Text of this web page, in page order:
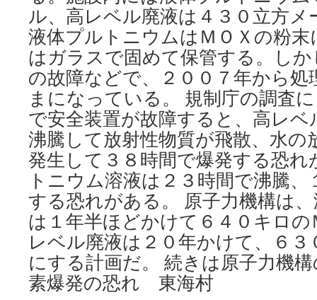
５
年
via
朝
日
新
聞
ル、高レベル廃液は４３０立方メ
液体プルトニウムはＭＯＸの粉
はガラスで固めて保管する。し
の故障などで、２００７年から
まになっている。 規制庁の調査
で安全装置が故障すると、高レ
沸騰して放射性物質が飛散、水の
発生して３８時間で爆発する恐
トニウム溶液は２３時間で沸騰
する恐れがある。 原子力機構は
は１年半ほどかけて６４０キロ
レベル廃液は２０年かけて、６
にする計画だ。 続きは原子力機
素爆発の恐れ 東海村